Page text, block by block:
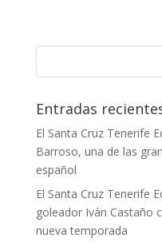
Entradas
El Santa Cruz Tenerife
Barroso, una de las
español
El Santa Cruz Tenerife
goleador Iván Castaño
nueva temporada